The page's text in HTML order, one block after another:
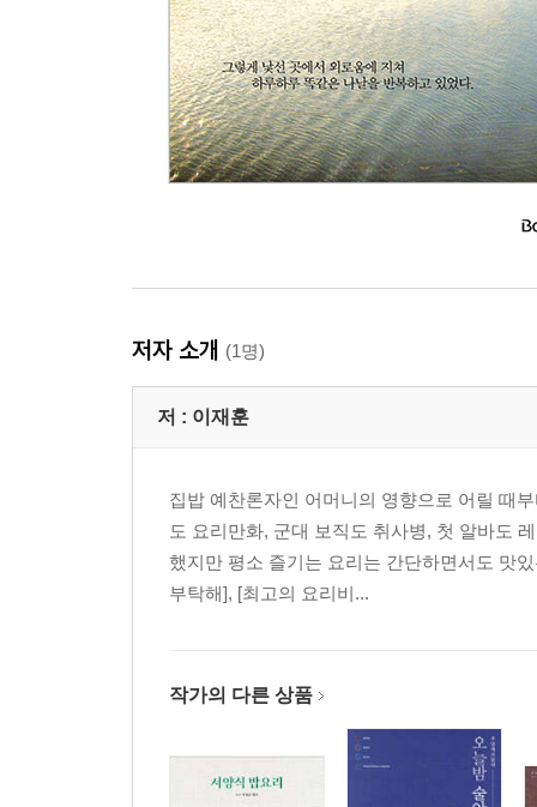
저자 소개 (1명)
저 : 이재훈
집밥 예찬론자인 어머니의 영향으로 어릴 때
도 요리만화, 군대 보직도 취사병, 첫 알바도
했지만 평소 즐기는 요리는 간단하면서도 맛
부탁해], [최고의 요리비...
작가의 다른 상품